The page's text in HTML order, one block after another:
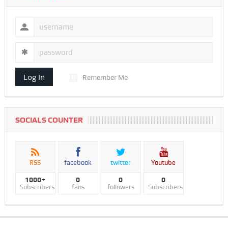
Log In Remember Me
SOCIALS COUNTER
RSS
1000+
Subscribers
facebook
0
fans
twitter
0
followers
Youtube
0
Subscribers